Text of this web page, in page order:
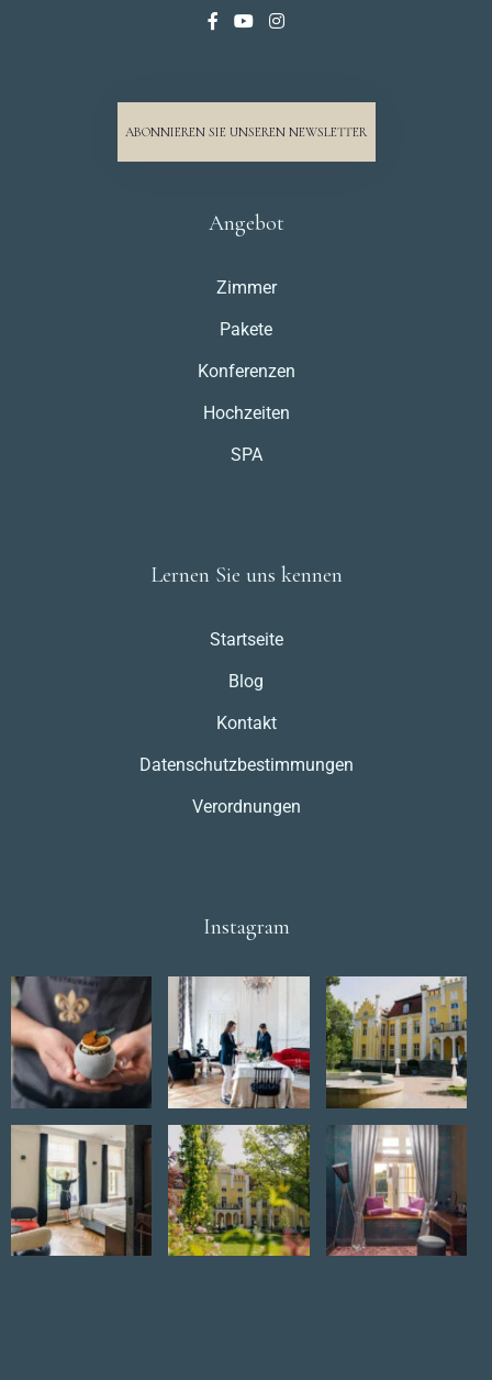
ABONNIEREN SIE UNSEREN NEWSLETTER
Angebot
Zimmer
Pakete
Konferenzen
Hochzeiten
SPA
Lernen Sie uns kennen
Startseite
Blog
Kontakt
Datenschutzbestimmungen
Verordnungen
Instagram